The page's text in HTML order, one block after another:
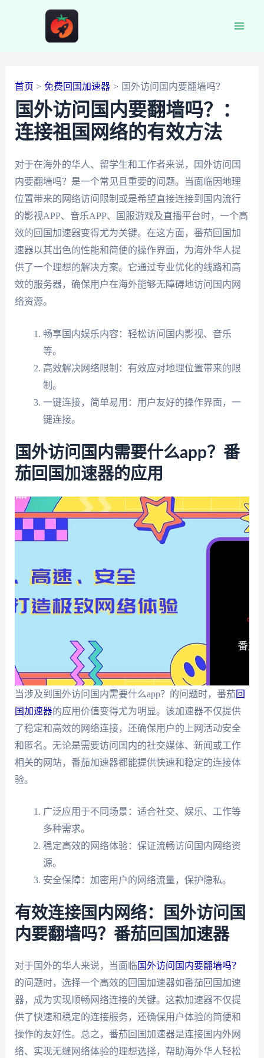
首页 免费回国加速器 国外访问国内要翻墙吗？
国外访问国内要翻墙吗？：
连接祖国网络的有效方法
对于在海外的华人、留学生和工作者来说，国外访问国
内要翻墙吗？是一个常见且重要的问题。当面临因地理
位置带来的网络访问限制或是希望直接连接到国内流行
的影视APP、音乐APP、国服游戏及直播平台时，一个高
效的回国加速器变得尤为关键。在这方面，番茄回国加
速器以其出色的性能和简便的操作界面，为海外华人提
供了一个理想的解决方案。它通过专业优化的线路和高
效的服务器，确保用户在海外能够无障碍地访问国内网
络资源。
畅享国内娱乐内容：轻松访问国内影视、音乐
等。
高效解决网络限制：有效应对地理位置带来的限
制。
一键连接，简单易用：用户友好的操作界面，一
键连接。
国外访问国内需要什么app？番
茄回国加速器的应用
当涉及到国外访问国内需要什么app？的问题时，番茄回
国加速器的应用价值变得尤为明显。该加速器不仅提供
了稳定和高效的网络连接，还确保用户的上网活动安全
和匿名。无论是需要访问国内的社交媒体、新闻或工作
相关的网站，番茄加速器都能提供快速和稳定的连接体
验。
广泛应用于不同场景：适合社交、娱乐、工作等
多种需求。
稳定高效的网络体验：保证流畅访问国内网络资
源。
安全保障：加密用户的网络流量，保护隐私。
有效连接国内网络：国外访问国
内要翻墙吗？番茄回国加速器
对于国外的华人来说，当面临国外访问国内要翻墙吗？
的问题时，选择一个高效的回国加速器如番茄回国加速
器，成为实现顺畅网络连接的关键。这款加速器不仅提
供了快速和稳定的连接服务，还确保用户体验的简便和
操作的友好性。总之，番茄回国加速器是连接国内外网
络、实现无缝网络体验的理想选择，帮助海外华人轻松